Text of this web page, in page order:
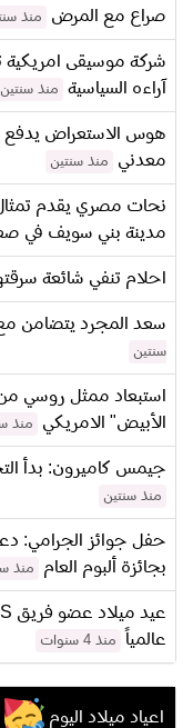
صراع مع المرض
منذ
شركة موسيقى
آراءه السياسية
منذ سنتين
هوس الاستعراض يدفع
معدني
منذ سنتين
نحات مصري يقدم تمثال
مدينة بني سويف في
احلام تنفي شائعة
سعد المجرد يتضامن مع
سنتين
استبعاد ممثل روسي
الأبيض" الامريكي
منذ
جيمس كاميرون: بدأ
منذ سنتين
حفل جوائز الجرامي:
بجائزة ألبوم العام
منذ
عالمياً
منذ 4 سنوات
اعياد ميلاد اليوم